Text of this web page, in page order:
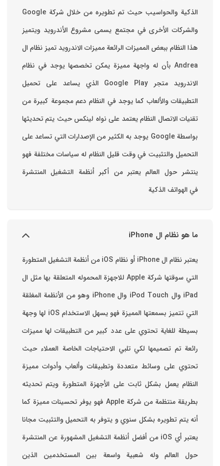
والشركات الأخرى في مجتمع يسمى مشروع الأندرويد ويتميز
هذا النظام ببعض المميزات الرائعة ‏مميزات الاندرويد ‏تميز نظام ال
Andrea بأن له واجهة مميزة يمكن تخصصها ‏يوجد في نظام
الاندرويد متجر Google Play الذي يساعد على تحميل
التطبيقات والألعاب ‏كما يوجد في النظام دعم مجموعة كبيرة من
تقنيات الاتصال ‏النظام يعتمد على نواه لينكس حيث يتم تحديثها
بواسطة ‫Google‬ ‏يوجد به الكثير من الإصدارات التي تساعد على
التحميل والتثبيت في وقت قليل ‏النظام له سياسات مختلفة فهو
ينتشر حول العالم يعتبر من أكبر أنظمة التشغيل المنتشرة
في الهواتف الذكية
ما هو نظام ال iPhone
يعتبر نظام ال iPhone أو نظام iOS من أنظمة التشغيل المتطورة
التي سوقتها شركة Apple للاجهزة المحموله المتعلقة بها مثل ال
iPad وال iPod Touch وال iPhone وهو من الأنظمة المغلقة
التي تتميز بسمعتها المميزة فهو يسهل الاستخدام ‏iOS لها وجهة
بسيطة للغاية تحتوي على عدد كبير من التطبيقات لها مميزات
رائعة تم تصميمها لكي تلبي الاحتياجات الخاصة العملاء حيث
تحتوي على وسائط متعددة وتطبيقات وألعاب وأدوات مميزة
‏النظام يعمل بشكل ثابت على الأجهزة المتطورة ويتم تحديثه
بطريقة منتظمة من شركة Apple فهو يوفر تحسينات مميزة كما
أنه يتم تطويره بشكل سنوي و يتوفر به التحميل والتثبيت مجانا
‏يعتبر أي iOS من أفضل أنظمة التشغيل المشهورة عن المنتشرة
حول العالم وله شعبية واسعة بين المستخدمين الذين